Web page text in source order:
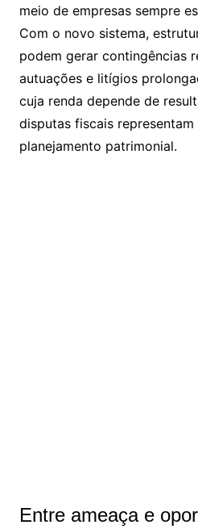
meio de empresas sempre
Com o novo sistema,
podem gerar contingências
autuações e litígios
cuja renda depende de
disputas fiscais
planejamento patrimonial.
Entre ameaça e